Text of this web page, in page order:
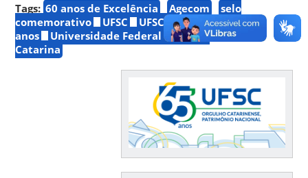
Tags: 60 anos de Excelência Agecom
selo
comemorativo
UFSC
UFSC 60
anos
Universidade Federal de Santa
Catarina